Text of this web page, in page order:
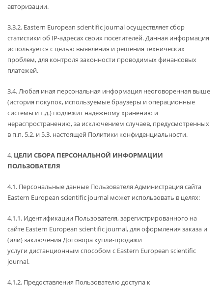
авторизации.
3.3.2. Eastern European scientific journal осуществляет сбор
статистики об IP-адресах своих посетителей. Данная информация
используется с целью выявления и решения технических
проблем, для контроля законности проводимых финансовых
платежей.
3.4. Любая иная персональная информация неоговоренная выше
(история покупок, используемые браузеры и операционные
системы и т.д.) подлежит надежному хранению и
нераспространению, за исключением случаев, предусмотренных
в п.п. 5.2. и 5.3. настоящей Политики конфиденциальности.
4. ЦЕЛИ СБОРА ПЕРСОНАЛЬНОЙ ИНФОРМАЦИИ
ПОЛЬЗОВАТЕЛЯ
4.1. Персональные данные Пользователя Администрация сайта
Eastern European scientific journal может использовать в целях:
4.1.1. Идентификации Пользователя, зарегистрированного на
сайте Eastern European scientific journal, для оформления заказа и
(или) заключения Договора купли-продажи
услуги дистанционным способом с Eastern European scientific
journal.
4.1.2. Предоставления Пользователю доступа к